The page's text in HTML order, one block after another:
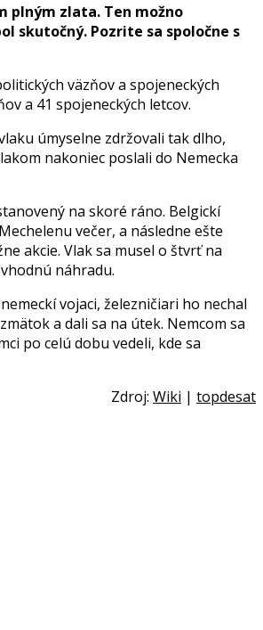
plným zlata. Ten možno
skutočný. Pozrite sa spoločne s
väzňov a spojeneckých
a 41 spojeneckých letcov.
úmyselne zdržovali tak dlho,
nakoniec poslali do Nemecka
na skoré ráno. Belgickí
večer, a následne ešte
akcie. Vlak sa musel o štvrť na
náhradu.
vojaci, železničiari ho nechal
a dali sa na útek. Nemcom sa
po celú dobu vedeli, kde sa
Zdroj: Wiki | topdesat